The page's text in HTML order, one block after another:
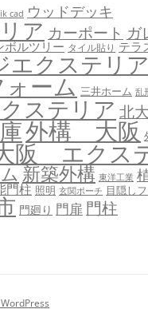
cad ウッドデッキ
ア カーポート ガ
ボルツリー タイル貼り テラ
エクステリア
ォーム 三井ホーム 乱
ステリア 北
外構 大阪
阪 エクス
新築外構 東洋工業
門柱 照明 玄関ポーチ 目隠し
門廻り 門扉 門柱